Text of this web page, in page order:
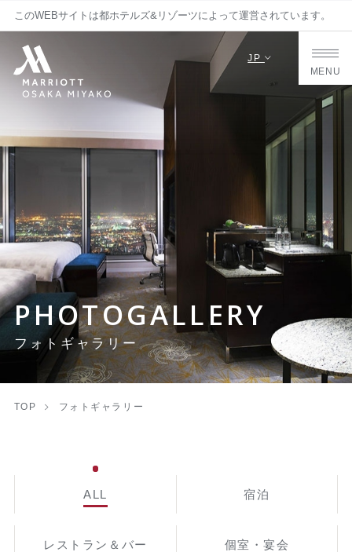
JP
MENU
PHOTOGALLERY
フォトギャラリー
このWEBサイトは都ホテルズ&リゾーツによって運営されています。
TOP フォトギャラリー
ALL 宿泊
レストラン＆バー 個室・宴会